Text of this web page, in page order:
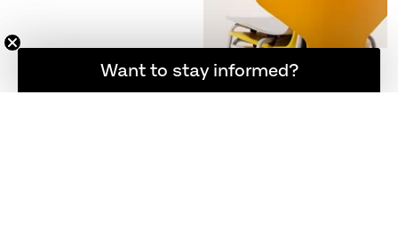
登録者限定の最新ニュース
Want to stay informed?